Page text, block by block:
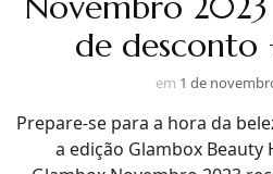
de desconto
em 1 de
Prepare-se para a hora da
a edição Glambox Beauty